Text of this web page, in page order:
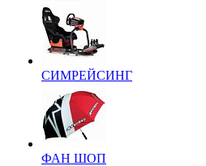
СИМРЕЙСИНГ
ФАН ШОП